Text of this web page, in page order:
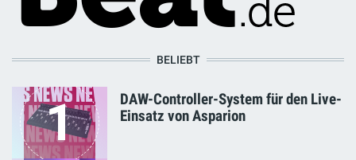
BELIEBT
1
DAW-Controller-System für den Live-
Einsatz von Asparion